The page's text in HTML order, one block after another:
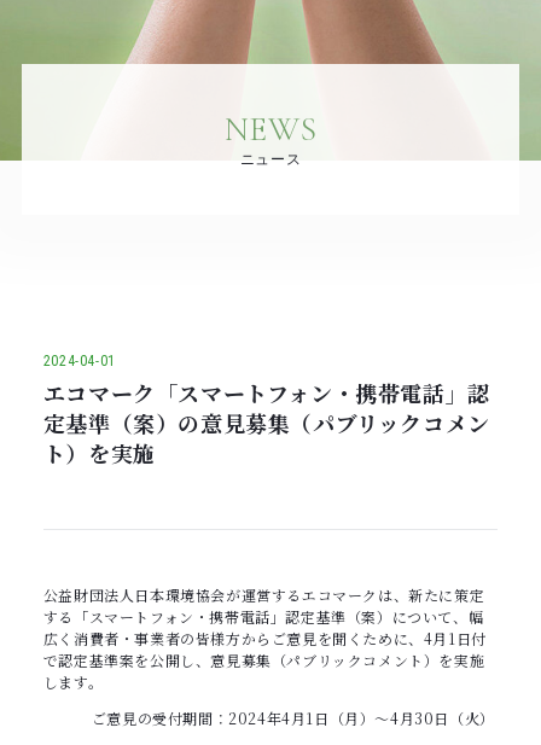
NEWS
ニュース
2024-04-01
エコマーク「スマートフォン・携帯電話」認
定基準（案）の意見募集（パブリックコメン
ト）を実施
公益財団法人日本環境協会が運営するエコマークは、新たに策定
する「スマートフォン・携帯電話」認定基準（案）について、幅
広く消費者・事業者の皆様方からご意見を聞くために、4月1日付
で認定基準案を公開し、意見募集（パブリックコメント）を実施
します。
ご意見の受付期間：2024年4月1日（月）～4月30日（火）